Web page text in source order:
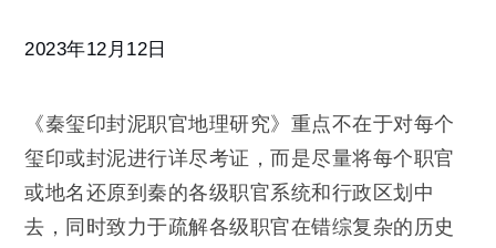
官
研
究
2023年12月12日
《秦玺印封泥职官地理研究》重点不在于对每个
玺印或封泥进行详尽考证，而是尽量将每个职官
或地名还原到秦的各级职官系统和行政区划中
去，同时致力于疏解各级职官在错综复杂的历史